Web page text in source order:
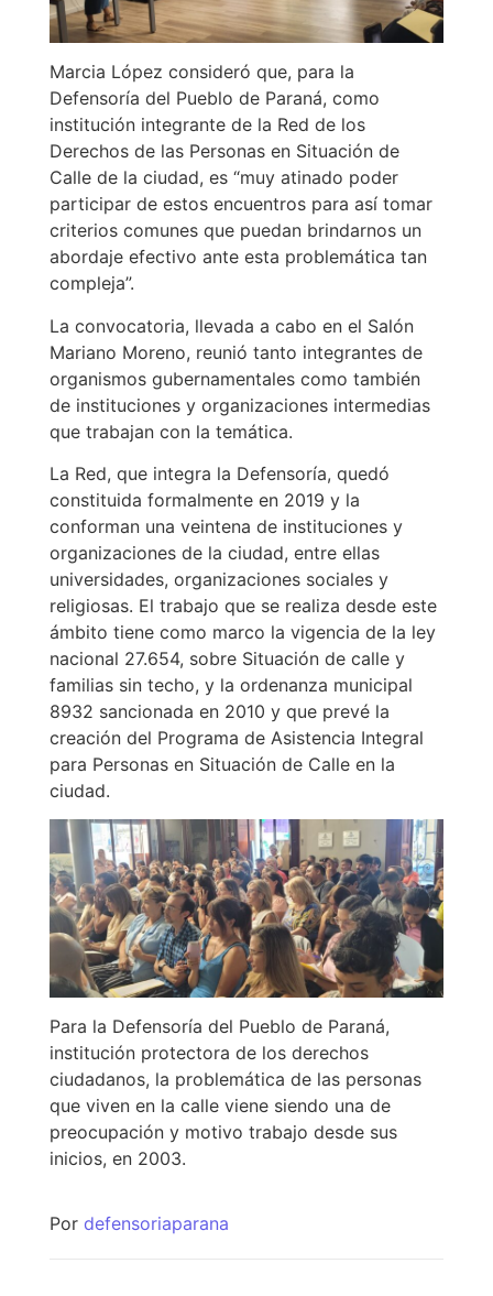
Marcia López consideró que, para la
Defensoría del Pueblo de Paraná, como
institución integrante de la Red de los
Derechos de las Personas en Situación de
Calle de la ciudad, es “muy atinado poder
participar de estos encuentros para así tomar
criterios comunes que puedan brindarnos un
abordaje efectivo ante esta problemática tan
compleja”.
La convocatoria, llevada a cabo en el Salón
Mariano Moreno, reunió tanto integrantes de
organismos gubernamentales como también
de instituciones y organizaciones intermedias
que trabajan con la temática.
La Red, que integra la Defensoría, quedó
constituida formalmente en 2019 y la
conforman una veintena de instituciones y
organizaciones de la ciudad, entre ellas
universidades, organizaciones sociales y
religiosas. El trabajo que se realiza desde este
ámbito tiene como marco la vigencia de la ley
nacional 27.654, sobre Situación de calle y
familias sin techo, y la ordenanza municipal
8932 sancionada en 2010 y que prevé la
creación del Programa de Asistencia Integral
para Personas en Situación de Calle en la
ciudad.
Para la Defensoría del Pueblo de Paraná,
institución protectora de los derechos
ciudadanos, la problemática de las personas
que viven en la calle viene siendo una de
preocupación y motivo trabajo desde sus
inicios, en 2003.
Por defensoriaparana